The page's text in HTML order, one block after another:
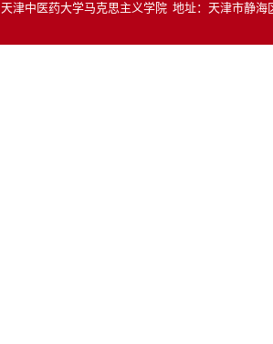
天津中医药大学马克思主义学院 地址：天津市静